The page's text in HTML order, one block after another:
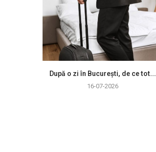
După o zi în București, de ce tot...
16-07-2026